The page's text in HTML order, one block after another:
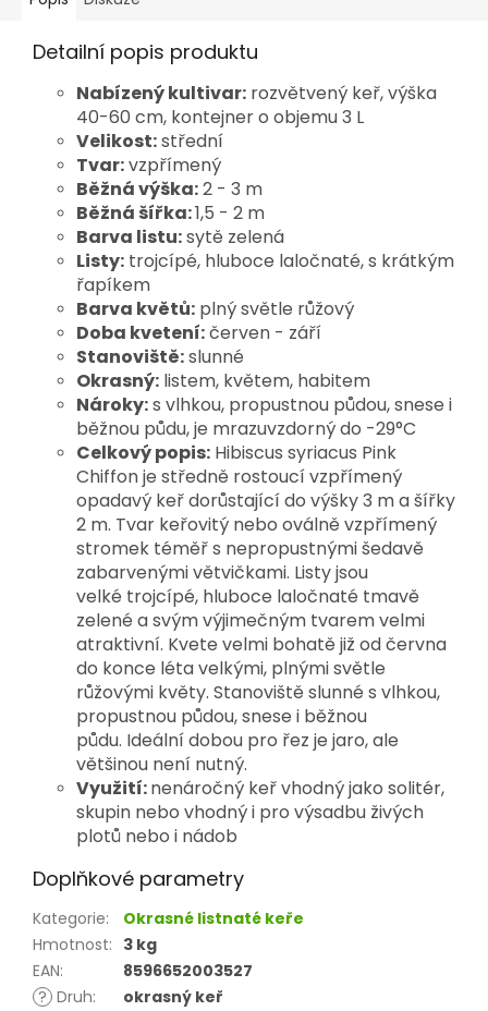
Detailní popis produktu
Nabízený kultivar: rozvětvený keř, výška
40-60 cm, kontejner o objemu 3 L
Velikost:střední
Tvar:vzpřímený
Běžná výška:2 - 3 m
Běžná šířka:1,5 - 2 m
Barva listu:sytě zelená
Listy: trojcípé, hluboce laločnaté, s krátkým
řapíkem
Barva květů: plný světle růžový
Doba kvetení:červen - září
Stanoviště:slunné
Okrasný: listem, květem, habitem
Nároky:s vlhkou, propustnou půdou, snese i
běžnou půdu, je mrazuvzdorný do -29°C
Celkový popis: Hibiscus syriacus Pink
Chiffon je středně rostoucí vzpřímený
opadavý keř dorůstající do výšky 3 m a šířky
2 m. Tvar keřovitý nebo oválně vzpřímený
stromek téměř s nepropustnými šedavě
zabarvenými větvičkami. Listy jsou
velké trojcípé, hluboce laločnaté tmavě
zelené a svým výjimečným tvarem velmi
atraktivní. Kvete velmi bohatě již od června
do konce léta velkými, plnými světle
růžovými květy. Stanoviště slunné s vlhkou,
propustnou půdou, snese i běžnou
půdu. Ideální dobou pro řez je jaro, ale
většinou není nutný.
Využití:nenáročný keř vhodný jako solitér,
skupin nebo vhodný i pro výsadbu živých
plotů nebo i nádob
Doplňkové parametry
Kategorie:
Okrasné listnaté keře
Hmotnost: 3 kg
EAN:
8596652003527
? Druh:
okrasný keř